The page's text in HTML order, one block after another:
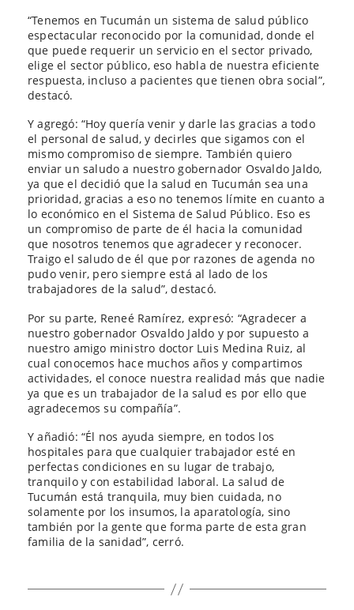
“Tenemos en Tucumán un sistema de salud público
espectacular reconocido por la comunidad, donde el
que puede requerir un servicio en el sector privado,
elige el sector público, eso habla de nuestra eficiente
respuesta, incluso a pacientes que tienen obra social”,
destacó.
Y agregó: “Hoy quería venir y darle las gracias a todo
el personal de salud, y decirles que sigamos con el
mismo compromiso de siempre. También quiero
enviar un saludo a nuestro gobernador Osvaldo Jaldo,
ya que el decidió que la salud en Tucumán sea una
prioridad, gracias a eso no tenemos límite en cuanto a
lo económico en el Sistema de Salud Público. Eso es
un compromiso de parte de él hacia la comunidad
que nosotros tenemos que agradecer y reconocer.
Traigo el saludo de él que por razones de agenda no
pudo venir, pero siempre está al lado de los
trabajadores de la salud”, destacó.
Por su parte, Reneé Ramírez, expresó: “Agradecer a
nuestro gobernador Osvaldo Jaldo y por supuesto a
nuestro amigo ministro doctor Luis Medina Ruiz, al
cual conocemos hace muchos años y compartimos
actividades, el conoce nuestra realidad más que nadie
ya que es un trabajador de la salud es por ello que
agradecemos su compañía”.
Y añadió: “Él nos ayuda siempre, en todos los
hospitales para que cualquier trabajador esté en
perfectas condiciones en su lugar de trabajo,
tranquilo y con estabilidad laboral. La salud de
Tucumán está tranquila, muy bien cuidada, no
solamente por los insumos, la aparatología, sino
también por la gente que forma parte de esta gran
familia de la sanidad”, cerró.